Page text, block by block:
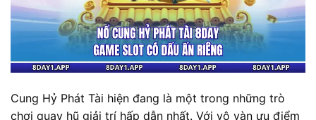
Cung Hỷ Phát Tài hiện đang là một trong những trò
chơi quay hũ giải trí hấp dẫn nhất. Với vô vàn ưu điểm